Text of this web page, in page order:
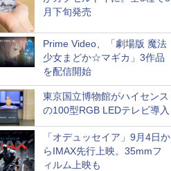
月下旬発売
Prime Video、「劇場版 魔法
少女まどか☆マギカ」3作品
を配信開始
東京国立博物館がハイセンス
の100型RGB LEDテレビ導入
「オデュッセイア」9月4日か
らIMAX先行上映。35mmフ
ィルム上映も